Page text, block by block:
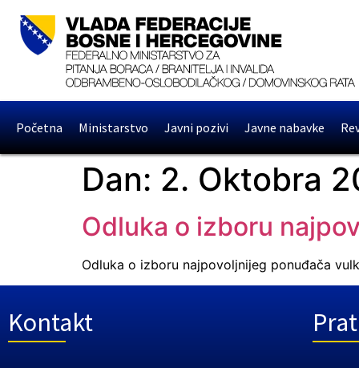
Početna Ministarstvo Javni pozivi Javne nabavke
Dan: 2. Oktobra
Odluka o izboru
Odluka o izboru najpovoljnijeg ponuđača
Kontakt